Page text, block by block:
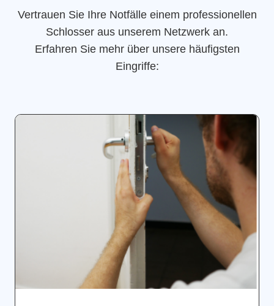
Vertrauen Sie Ihre Notfälle einem professionellen
Schlosser aus unserem Netzwerk an.
Erfahren Sie mehr über unsere häufigsten
Eingriffe: